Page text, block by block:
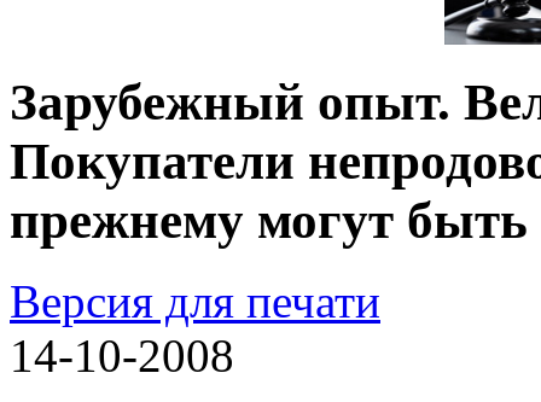
Зарубежный опыт.
Покупатели
прежнему могут быть
Версия для печати
14-10-2008